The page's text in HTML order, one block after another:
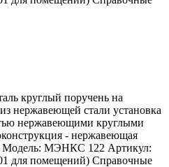
круглый поручень на
нержавеющей стали установка
нержавеющими круглыми
- нержавеющая
Модель: МЭНКС 122 Артикул:
для помещений) Справочные